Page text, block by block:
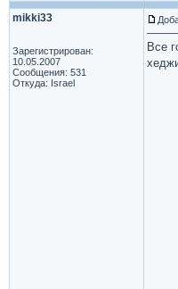
mikki33
Зарегистрирован:
10.05.2007
Сообщения: 531
Откуда: Israel
Все